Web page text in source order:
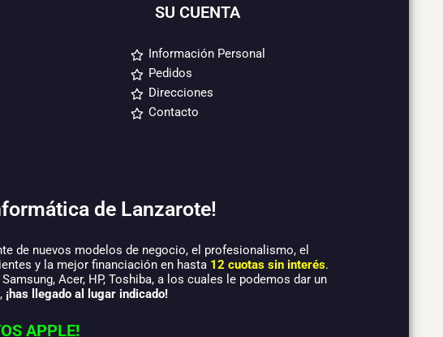
SU CUENTA
Información Personal
Pedidos
Direcciones
Contacto
de Lanzarote!
de nuevos modelos de negocio, el profesionalismo, el
y la mejor financiación en hasta 12 cuotas sin interés.
Acer, HP, Toshiba, a los cuales le podemos dar un
¡has llegado al lugar indicado!
APPLE!